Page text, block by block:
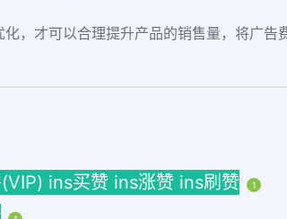
，才可以合理提升产品的销售量，将广告
ins买赞 ins涨赞 ins刷赞 1